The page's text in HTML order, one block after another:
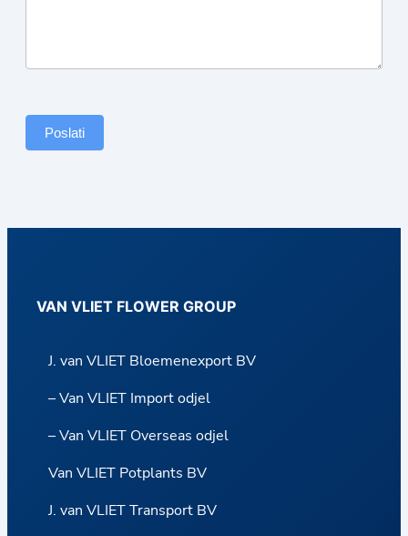
r
Poslati
VAN VLIET FLOWER GROUP
J. van VLIET Bloemenexport BV
– Van VLIET Import odjel
– Van VLIET Overseas odjel
Van VLIET Potplants BV
J. van VLIET Transport BV